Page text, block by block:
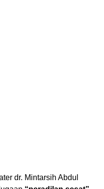
dr. Mintarsih Abdul